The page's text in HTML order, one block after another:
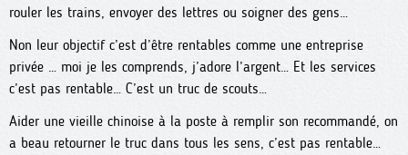
rouler les trains, envoyer des lettres ou soigner des gens…
Non leur objectif c’est d’être rentables comme une entreprise
privée … moi je les comprends, j’adore l’argent… Et les services
c’est pas rentable… C’est un truc de scouts…
Aider une vieille chinoise à la poste à remplir son recommandé, on
a beau retourner le truc dans tous les sens, c’est pas rentable…